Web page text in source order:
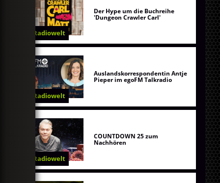
Radiowelt
Der Hype um die Buchreihe
'Dungeon Crawler Carl'
Radiowelt
Auslandskorrespondentin Antje
Pieper im egoFM Talkradio
Radiowelt
COUNTDOWN 25 zum
Nachhören